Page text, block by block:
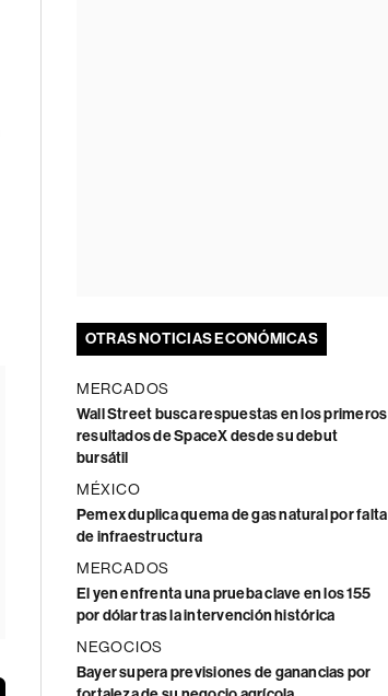
OTRAS NOTICIAS ECONÓMICAS
MERCADOS
Wall Street busca respuestas en los primeros
resultados de SpaceX desde su debut
bursátil
MÉXICO
Pemex duplica quema de gas natural por falta
de infraestructura
MERCADOS
El yen enfrenta una prueba clave en los 155
por dólar tras la intervención histórica
NEGOCIOS
Bayer supera previsiones de ganancias por